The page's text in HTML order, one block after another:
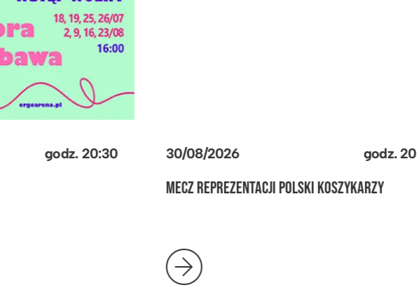
20:30 30/08/2026 20:30
MECZ REPREZENTACJI POLSKI KOSZYKARZY